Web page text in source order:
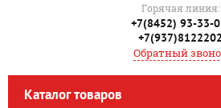
Горячая линия:
+7(8452) 93-33-
+7(937)8122202
Обратный
Каталог товаров